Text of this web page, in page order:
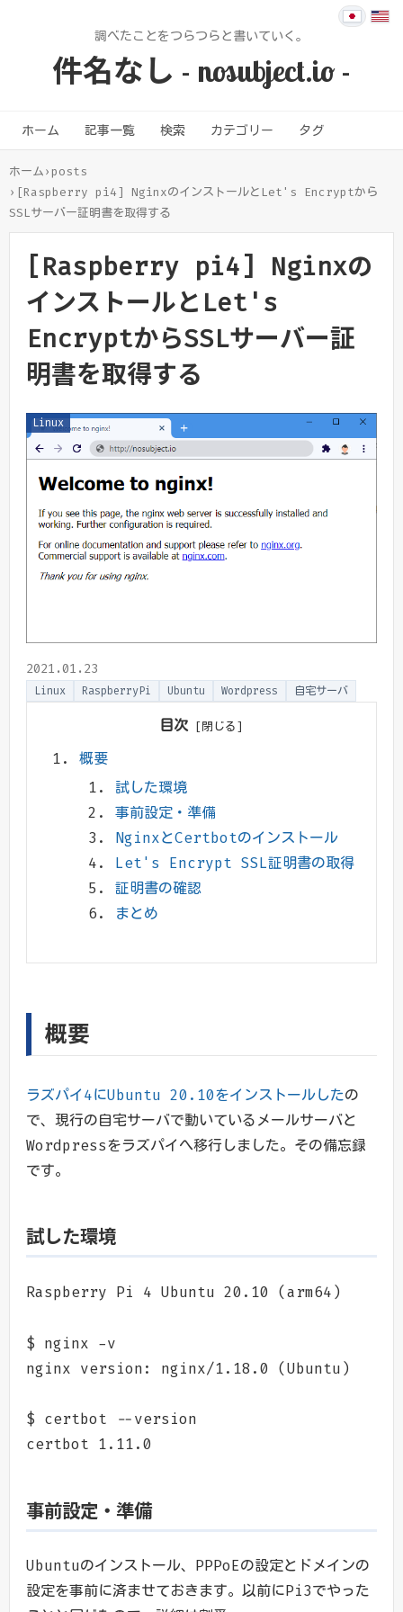
調べたことをつらつらと書いていく。
件名なし - nosubject.io -
ホーム 記事一覧 検索 カテゴリー タグ
ホーム› posts
› [Raspberry pi4] NginxのインストールとLet's Encryptから
SSLサーバー証明書を取得する
[Raspberry pi4] Nginxの
インストールとLet's
EncryptからSSLサーバー証
明書を取得する
Linux
2021.01.23
Linux RaspberryPi Ubuntu Wordpress 自宅サーバ
目次
概要
試した環境
事前設定・準備
NginxとCertbotのインストール
Let's Encrypt SSL証明書の取得
証明書の確認
まとめ
概要
ラズパイ4にUbuntu 20.10をインストールしたの
で、現行の自宅サーバで動いているメールサーバと
Wordpressをラズパイへ移行しました。その備忘録
です。
試した環境
Raspberry Pi 4 Ubuntu 20.10 (arm64)
$ nginx -v
nginx version: nginx/1.18.0 (Ubuntu)
$ certbot --version
certbot 1.11.0
事前設定・準備
Ubuntuのインストール、PPPoEの設定とドメインの
設定を事前に済ませておきます。以前にPi3でやった